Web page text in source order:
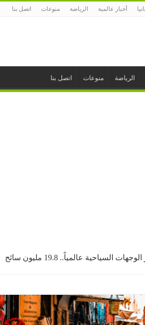
أخبار عالمية الرياضة منوعات اتصل بنا
الرياضة منوعات اتصل بنا
المغرب يدخل نادي كبار الوجهات السياحية عالمياً.. 19.8 مليون سائح